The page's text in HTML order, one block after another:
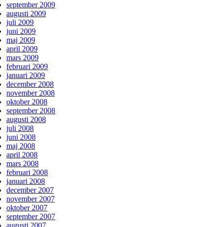
september 2009
augusti 2009
juli 2009
juni 2009
maj 2009
april 2009
mars 2009
februari 2009
januari 2009
december 2008
november 2008
oktober 2008
september 2008
augusti 2008
juli 2008
juni 2008
maj 2008
april 2008
mars 2008
februari 2008
januari 2008
december 2007
november 2007
oktober 2007
september 2007